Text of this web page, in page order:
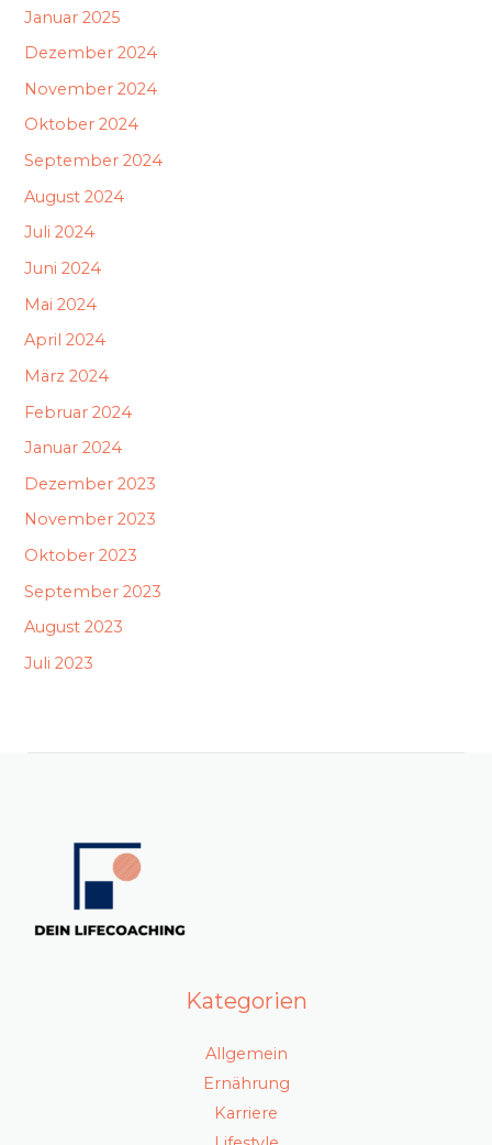
Januar 2025
Dezember 2024
November 2024
Oktober 2024
September 2024
August 2024
Juli 2024
Juni 2024
Mai 2024
April 2024
März 2024
Februar 2024
Januar 2024
Dezember 2023
November 2023
Oktober 2023
September 2023
August 2023
Juli 2023
Kategorien
Allgemein
Ernährung
Karriere